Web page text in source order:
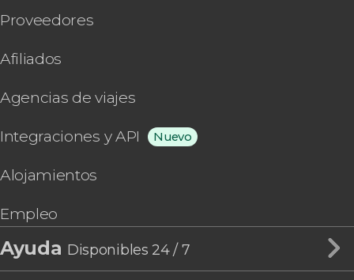
Proveedores
Afiliados
Agencias de viajes
Integraciones y API Nuevo
Alojamientos
Empleo
Ayuda Disponibles 24 / 7